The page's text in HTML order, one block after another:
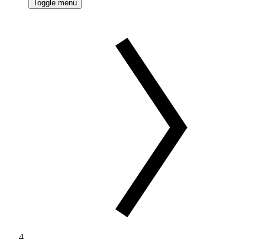
Toggle menu